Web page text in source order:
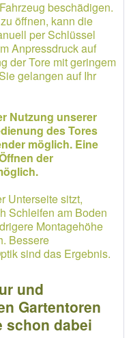
beschädigen.
öffnen, kann die
per Schlüssel
Anpressdruck auf
der Tore mit geringem
gelangen auf Ihr
Nutzung unserer
des Tores
möglich. Eine
der
Unterseite sitzt,
Schleifen am Boden
Montagehöhe
Bessere
sind das Ergebnis.
und
Gartentoren
schon dabei